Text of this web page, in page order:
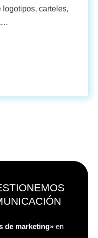
carteles,
de marketing» en